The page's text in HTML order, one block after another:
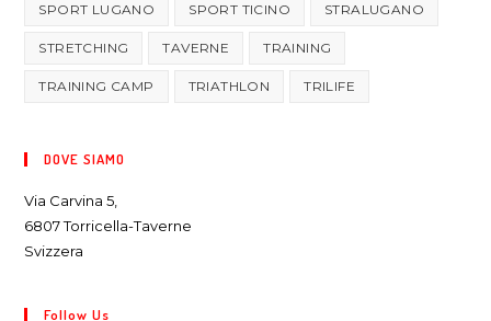
SPORT LUGANO SPORT TICINO STRALUGANO
STRETCHING TAVERNE TRAINING
TRAINING CAMP TRIATHLON TRILIFE
DOVE SIAMO
Via Carvina 5,
6807 Torricella-Taverne
Svizzera
Follow Us